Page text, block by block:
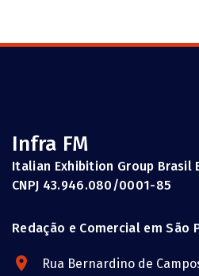
Infra FM
Italian Exhibition Group Brasil
CNPJ 43.946.080/0001-85
Redação e Comercial em São
Rua Bernardino de